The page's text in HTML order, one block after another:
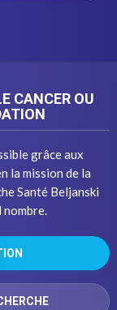
CANCER OU
grâce aux
la mission de la
Santé Beljanski
nombre.